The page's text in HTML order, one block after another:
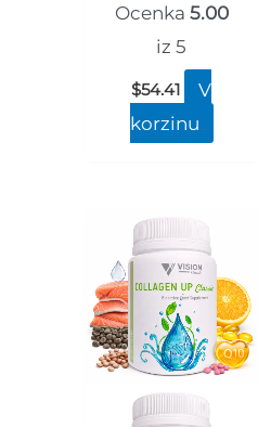
Ocenka 5.00
iz 5
$54.41
V
korzinu